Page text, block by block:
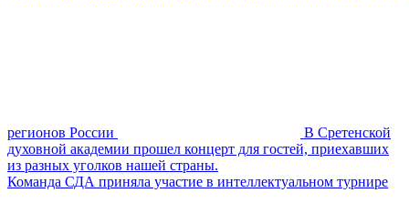
регионов России
В Сретенской
духовной академии прошел концерт для гостей, приехавших
из разных уголков нашей страны.
Команда СДА приняла участие в интеллектуальном турнире